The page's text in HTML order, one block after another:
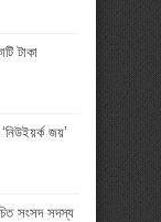
টাকা
জয়’
সংসদ সদস্য